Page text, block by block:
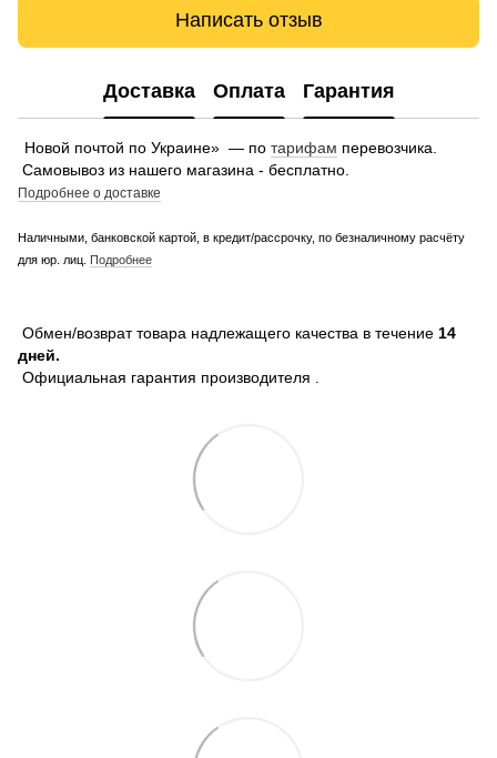
Написать отзыв
Доставка Оплата Гарантия
Новой почтой по Украине» — по тарифам перевозчика.
Самовывоз из нашего магазина - бесплатно.
Подробнее о доставке
Наличными, банковской картой, в кредит/рассрочку, по безналичному расчёту
для юр. лиц. Подробнее
Обмен/возврат товара надлежащего качества в течение 14
дней.
Официальная гарантия производителя .